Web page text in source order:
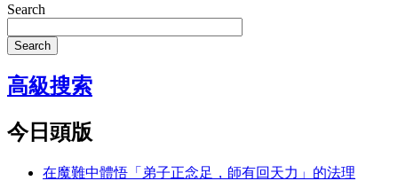
Search
Search
高級搜索
今日頭版
在魔難中體悟「弟子正念足，師有回天力」的法理